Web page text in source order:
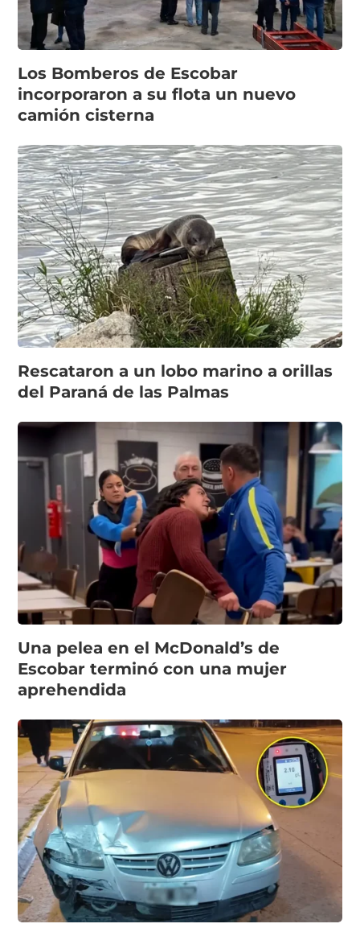
Los Bomberos de Escobar
incorporaron a su flota un nuevo
camión cisterna
Rescataron a un lobo marino a orillas
del Paraná de las Palmas
Una pelea en el McDonald’s de
Escobar terminó con una mujer
aprehendida